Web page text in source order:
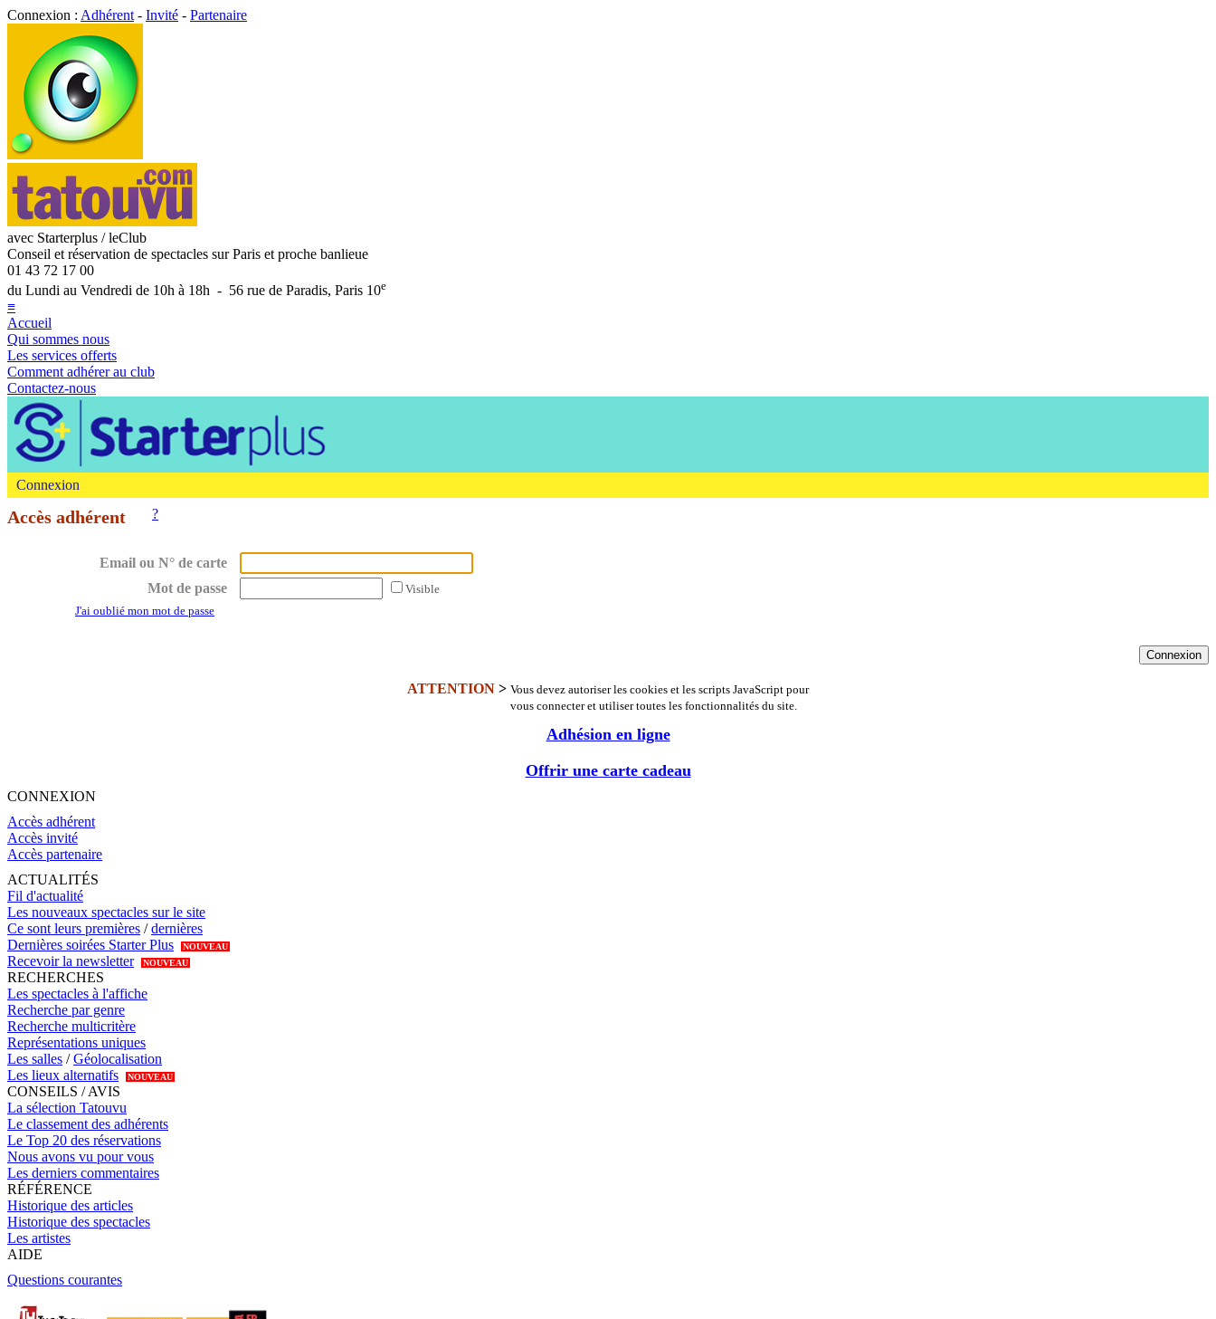
Connexion : Adhérent - Invité - Partenaire
avec Starterplus / leClub
Conseil et réservation de spectacles sur Paris et proche banlieue
01 43 72 17 00
du Lundi au Vendredi de 10h à 18h - 56 rue de Paradis, Paris 10e
≡
Accueil
Qui sommes nous
Les services offerts
Comment adhérer au club
Contactez-nous
Connexion
Accès adhérent ?
Email ou N° de carte
Mot de passe
Visible
J'ai oublié mon mot de passe
ATTENTION > Vous devez autoriser les cookies et les scripts JavaScript pour
vous connecter et utiliser toutes les fonctionnalités du site.
Adhésion en ligne
Offrir une carte cadeau
CONNEXION
Accès adhérent
Accès invité
Accès partenaire
ACTUALITÉS
Fil d'actualité
Les nouveaux spectacles sur le site
Ce sont leurs premières /dernières
Dernières soirées Starter Plus
NOUVEAU
Recevoir la newsletter NOUVEAU
RECHERCHES
Les spectacles à l'affiche
Recherche par genre
Recherche multicritère
Représentations uniques
Les salles /Géolocalisation
Les lieux alternatifs
NOUVEAU
CONSEILS / AVIS
La sélection Tatouvu
Le classement des adhérents
Le Top 20 des réservations
Nous avons vu pour vous
Les derniers commentaires
RÉFÉRENCE
Historique des articles
Historique des spectacles
Les artistes
AIDE
Questions courantes